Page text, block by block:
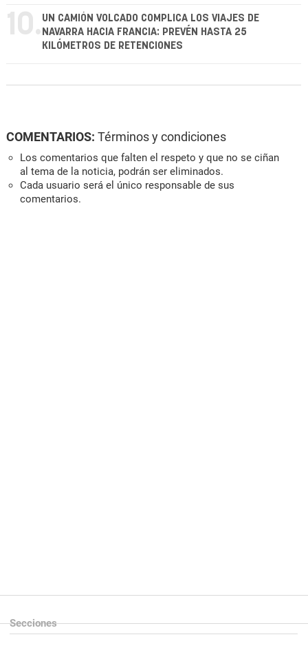
10. UN CAMIÓN VOLCADO COMPLICA LOS VIAJES DE
NAVARRA HACIA FRANCIA: PREVÉN HASTA 25
KILÓMETROS DE RETENCIONES
COMENTARIOS: Términos y condiciones
Los comentarios que falten el respeto y que no se ciñan
al tema de la noticia, podrán ser eliminados.
Cada usuario será el único responsable de sus
comentarios.
Secciones